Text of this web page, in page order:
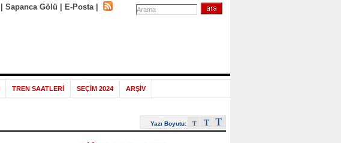
Sapanca Gölü E-Posta|
TREN SAATLERİ SEÇİM 2024 ARŞİV
Yazı Boyutu: